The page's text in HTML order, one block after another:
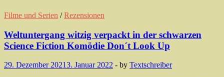
Filme und Serien /Rezensionen
Weltuntergang witzig verpackt in der schwarzen
Science Fiction Komödie Don´t Look Up
29. Dezember 20213. Januar 2022 - by Textschreiber